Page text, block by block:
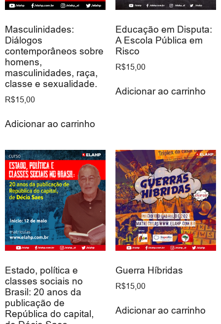
Masculinidades:
Diálogos
contemporâneos sobre
homens,
masculinidades, raça,
classe e sexualidade.
R$15,00
Adicionar ao carrinho
Educação em Disputa:
A Escola Pública em
Risco
R$15,00
Adicionar ao carrinho
Estado, política e
classes sociais no
Brasil: 20 anos da
publicação de
República do capital,
Guerra Híbridas
R$15,00
Adicionar ao carrinho